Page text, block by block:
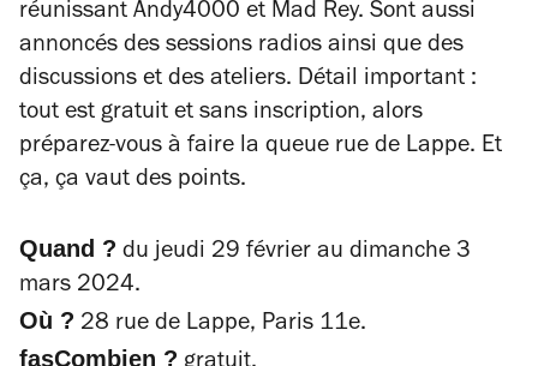
réunissant Andy4000 et Mad Rey. Sont aussi
annoncés des sessions radios ainsi que des
discussions et des ateliers. Détail important :
tout est gratuit et sans inscription, alors
préparez-vous à faire la queue rue de Lappe. Et
ça, ça vaut des points.
Quand ? du jeudi 29 février au dimanche 3
mars 2024.
Où ? 28 rue de Lappe, Paris 11e.
fasCombien ?